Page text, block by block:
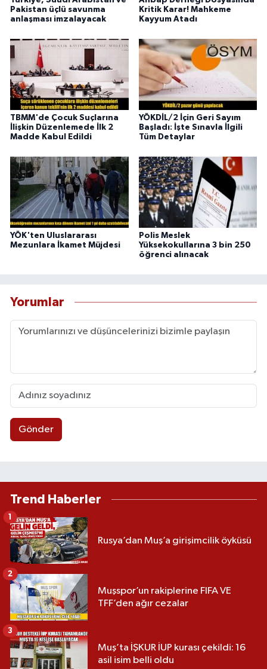
Pakistan üçlü savunma
anlaşması imzalayacak
Kritik Karar! Mahkeme
Kayyum Atadı
TBMM'de Çocuk Suçlarına
İlişkin Düzenlemede İlk 2
Madde Kabul Edildi
YÖKDİL/2 İçin Geri Sayım
Başladı: İşte Sınavla İlgili
Tüm Detaylar
YÖK'ten Uluslararası
Mezunlara İkamet Müjdesi
Polis Meslek
Yüksekokullarına 3 bin 250
öğrenci alınacak
Yorumlar
Gönder
Trend Haberler
Rusya’dan Muş’a girişimcilik öyküsü
1
Muşspor’un rakiplerine FIFA VE
TFF’den ağır cezalar
2
Muş’ta İŞKUR İUP kurası çekildi: 16
asil isim belli oldu
3